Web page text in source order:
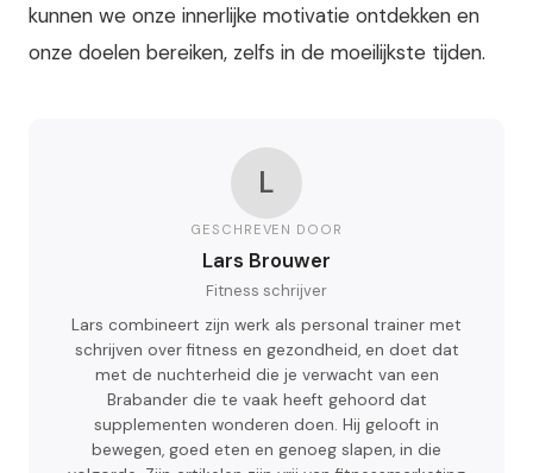
kunnen we onze innerlijke motivatie ontdekken en
onze doelen bereiken, zelfs in de moeilijkste tijden.
L
GESCHREVEN DOOR
Lars Brouwer
Fitness schrijver
Lars combineert zijn werk als personal trainer met
schrijven over fitness en gezondheid, en doet dat
met de nuchterheid die je verwacht van een
Brabander die te vaak heeft gehoord dat
supplementen wonderen doen. Hij gelooft in
bewegen, goed eten en genoeg slapen, in die